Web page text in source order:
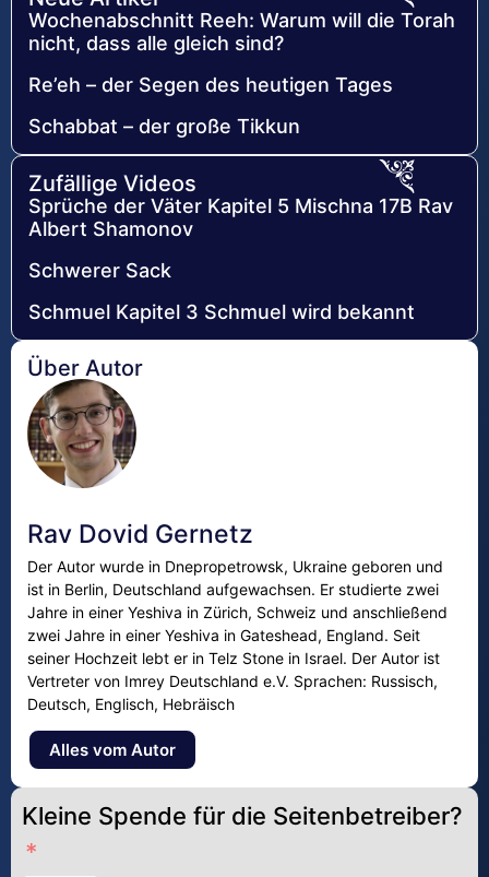
Wochenabschnitt Reeh: Warum will die Torah
nicht, dass alle gleich sind?
Re’eh – der Segen des heutigen Tages
Schabbat – der große Tikkun
Zufällige Videos
Sprüche der Väter Kapitel 5 Mischna 17B Rav
Albert Shamonov
Schwerer Sack
Schmuel Kapitel 3 Schmuel wird bekannt
Über Autor
Rav Dovid Gernetz
Der Autor wurde in Dnepropetrowsk, Ukraine geboren und
ist in Berlin, Deutschland aufgewachsen. Er studierte zwei
Jahre in einer Yeshiva in Zürich, Schweiz und anschließend
zwei Jahre in einer Yeshiva in Gateshead, England. Seit
seiner Hochzeit lebt er in Telz Stone in Israel. Der Autor ist
Vertreter von Imrey Deutschland e.V. Sprachen: Russisch,
Deutsch, Englisch, Hebräisch
Alles vom Autor
Kleine Spende für die Seitenbetreiber?